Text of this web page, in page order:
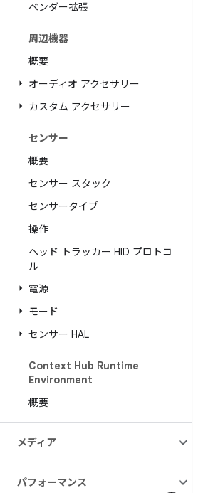
ベンダー拡張
周辺機器
概要
オーディオ アクセサリー
カスタム アクセサリー
センサー
概要
センサー スタック
センサータイプ
操作
ヘッド トラッカー HID プロトコ
ル
電源
モード
センサー HAL
Context Hub Runtime
Environment
概要
メディア
パフォーマンス
リソース
Android リポジトリ
要件
バイナリのプレビュー
ファクトリー イメージ
ドライバのバイナリ